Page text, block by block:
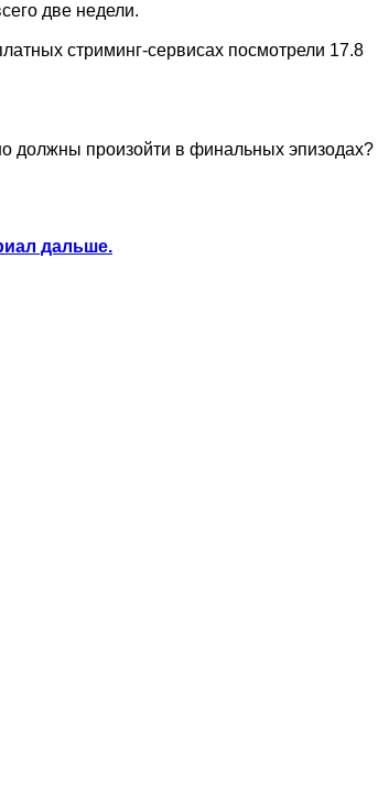
две недели.
стриминг-сервисах посмотрели 17.8
должны произойти в финальных эпизодах?
дальше.